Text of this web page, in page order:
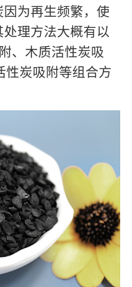
为再生频繁，使
理方法大概有以
、木质活性炭吸
炭吸附等组合方